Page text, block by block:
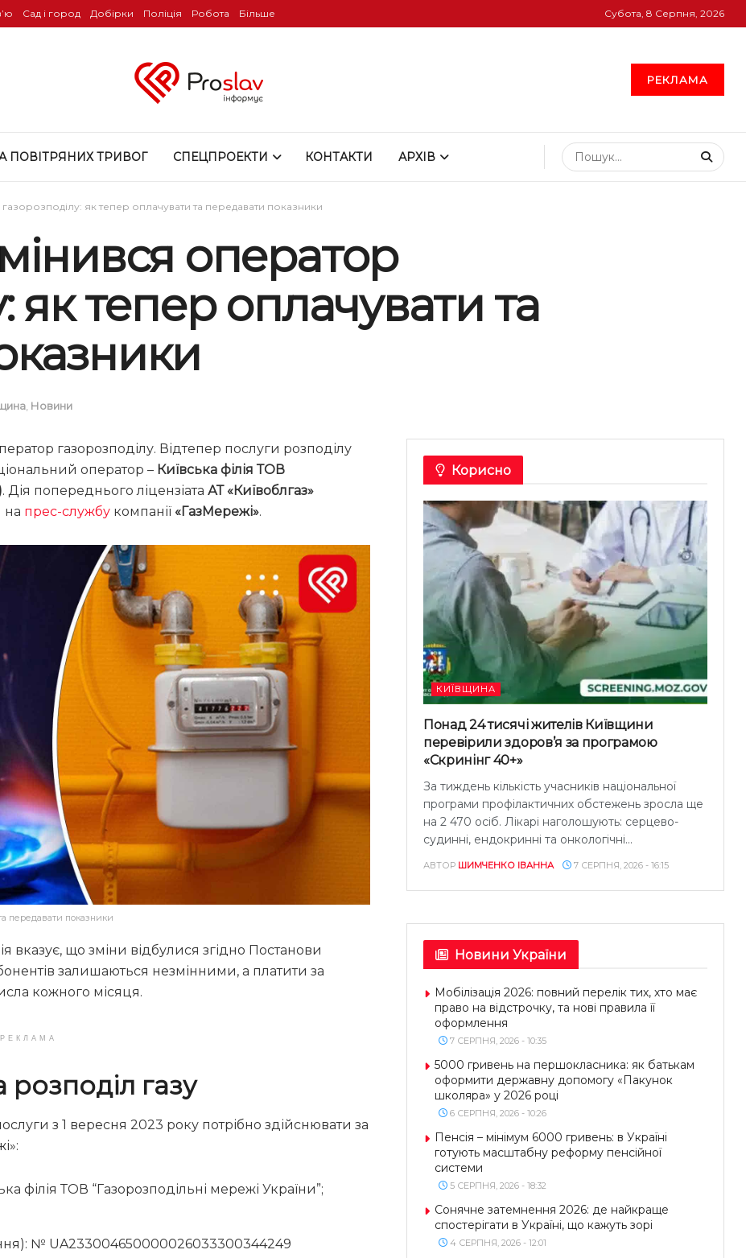
Сад і город Добірки Поліція Робота Більше Субота, 8 Серпня, 2026
РЕКЛАМА
ПОВІТРЯНИХ ТРИВОГ СПЕЦПРОЕКТИ КОНТАКТИ АРХІВ
як тепер оплачувати та передавати показники
оператор
як тепер оплачувати та
, Новини
газорозподілу. Відтепер послуги розподілу
оператор – Київська філія ТОВ
. Дія попереднього ліцензіата АТ «Київоблгаз»
на прес-службу компанії «ГазМережі».
передавати показники
вказує, що зміни відбулися згідно Постанови
залишаються незмінними, а платити за
кожного місяця.
РЕКЛАМА
розподіл газу
з 1 вересня 2023 року потрібно здійснювати за
філія ТОВ “Газорозподільні мережі України”;
№ UA233004650000026033300344249
Корисно
КИЇВЩИНА
Понад 24 тисячі жителів Київщини
перевірили здоров’я за програмою
«Скринінг 40+»
За тиждень кількість учасників національної
програми профілактичних обстежень зросла ще
на 2 470 осіб. Лікарі наголошують: серцево-
судинні, ендокринні та онкологічні...
АВТОР ШИМЧЕНКО ІВАННА 7 СЕРПНЯ, 2026 - 16:15
Новини України
Мобілізація 2026: повний перелік тих, хто має
право на відстрочку, та нові правила її
оформлення
7 СЕРПНЯ, 2026 - 10:35
5000 гривень на першокласника: як батькам
оформити державну допомогу «Пакунок
школяра» у 2026 році
6 СЕРПНЯ, 2026 - 10:26
Пенсія – мінімум 6000 гривень: в Україні
готують масштабну реформу пенсійної
системи
5 СЕРПНЯ, 2026 - 18:32
Сонячне затемнення 2026: де найкраще
спостерігати в Україні, що кажуть зорі
4 СЕРПНЯ, 2026 - 12:01